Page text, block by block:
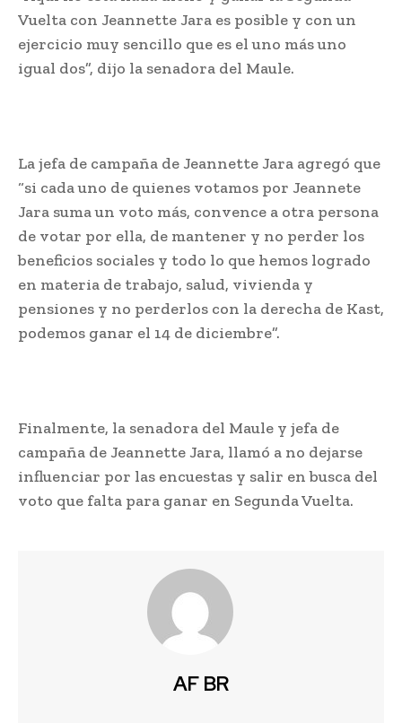
Vuelta con Jeannette Jara es posible y con un
ejercicio muy sencillo que es el uno más uno
igual dos”, dijo la senadora del Maule.
La jefa de campaña de Jeannette Jara agregó que
“si cada uno de quienes votamos por Jeannete
Jara suma un voto más, convence a otra persona
de votar por ella, de mantener y no perder los
beneficios sociales y todo lo que hemos logrado
en materia de trabajo, salud, vivienda y
pensiones y no perderlos con la derecha de Kast,
podemos ganar el 14 de diciembre”.
Finalmente, la senadora del Maule y jefa de
campaña de Jeannette Jara, llamó a no dejarse
influenciar por las encuestas y salir en busca del
voto que falta para ganar en Segunda Vuelta.
AF BR